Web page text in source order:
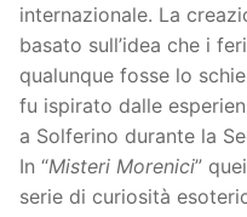
internazionale. La
basato sull’idea che i
qualunque fosse lo
fu ispirato dalle
a Solferino durante la
In “Misteri Morenici”
serie di curiosità